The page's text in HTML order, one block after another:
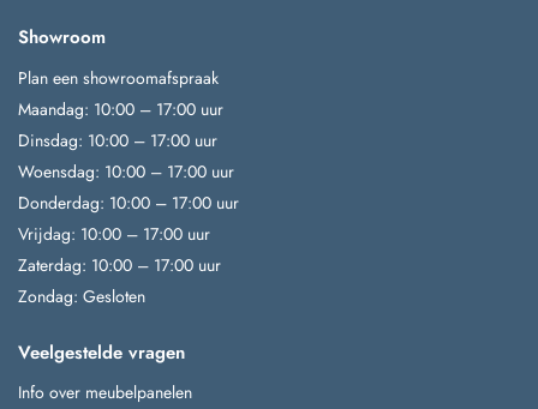
Showroom
Plan een showroomafspraak
Maandag: 10:00 – 17:00 uur
Dinsdag: 10:00 – 17:00 uur
Woensdag: 10:00 – 17:00 uur
Donderdag: 10:00 – 17:00 uur
Vrijdag: 10:00 – 17:00 uur
Zaterdag: 10:00 – 17:00 uur
Zondag: Gesloten
Veelgestelde vragen
Info over meubelpanelen